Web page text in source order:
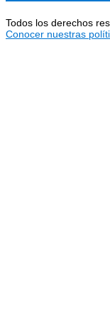
Todos los derechos
Conocer nuestras